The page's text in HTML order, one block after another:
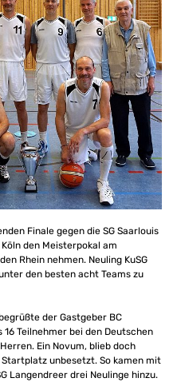
Finale gegen die SG Saarlouis
den Meisterpokal am
Rhein nehmen. Neuling KuSG
den besten acht Teams zu
der Gastgeber BC
Teilnehmer bei den Deutschen
Ein Novum, blieb doch
unbesetzt. So kamen mit
Langendreer drei Neulinge hinzu.